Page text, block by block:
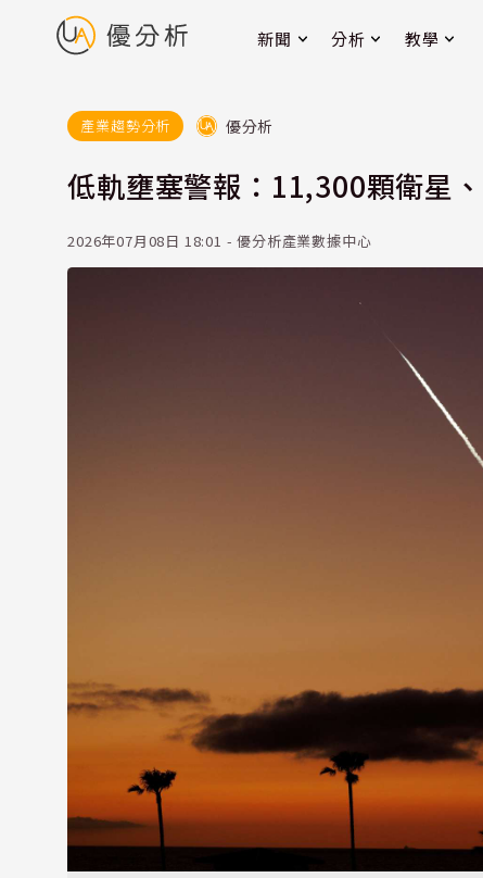
新聞 分析 教學
產業趨勢分析 優分析
低軌壅塞警報：11,300顆衛星
2026年07月08日 18:01 - 優分析產業數據中心